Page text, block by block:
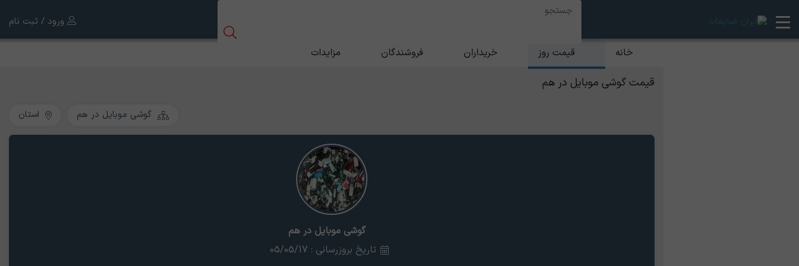
ورود / ثبت نام
خانه قیمت روز خریداران فروشندگان مزایدات
قیمت گوشی موبایل در هم
گوشی موبایل در هم استان
گوشی موبایل در هم
تاریخ بروزرسانی : 05/05/17